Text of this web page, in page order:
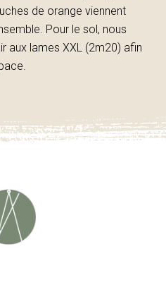
de orange viennent
Pour le sol, nous
aux lames XXL (2m20) afin